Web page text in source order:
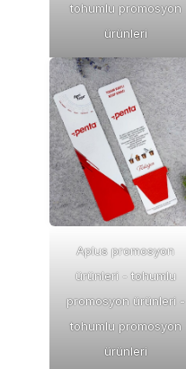
tohumlu promosyon
ürünleri
Aplus promosyon
ürünleri - tohumlu
promosyon ürünleri -
tohumlu promosyon
ürünleri